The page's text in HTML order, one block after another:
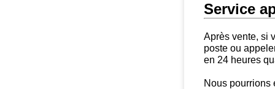
Service
Après vente, si
poste ou
en 24 heures
Nous pourrions